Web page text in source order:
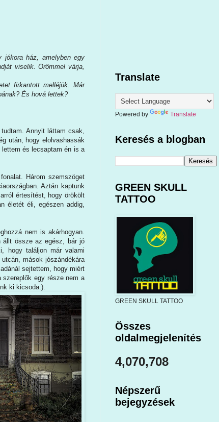
jókora ház, amelyben egy
viselik. Örömmel várja,
firkantott melléjük. Már
És hová lettek?
Annyit láttam csak,
után, hogy elolvashassák
és lecsaptam én is a
Három szemszöget
Aztán kaptunk
értesítést, hogy örökölt
életét éli, egészen addig,
nem is akárhogyan.
állt össze az egész, bár jó
hogy találjon már valami
mások jószándékára
sejtettem, hogy miért
egy része nem a
ki kicsoda:).
Translate
Powered by Translate
Keresés a blogban
GREEN SKULL
TATTOO
GREEN SKULL TATTOO
Összes
oldalmegjelenítés
4,070,708
Népszerű
bejegyzések